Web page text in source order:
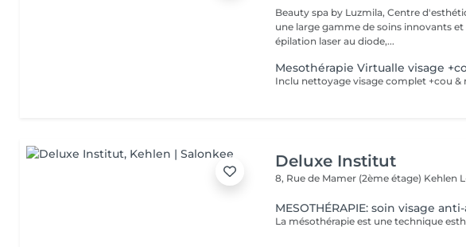
Beauty spa by Luzmila, Centre
une large gamme de soins innovants
épilation laser au diode,...
Mesothérapie Virtualle visage
Inclu nettoyage visage complet +cou &
Deluxe Institut
8, Rue de Mamer (2ème étage) Kehlen
MESOTHÉRAPIE: soin visage